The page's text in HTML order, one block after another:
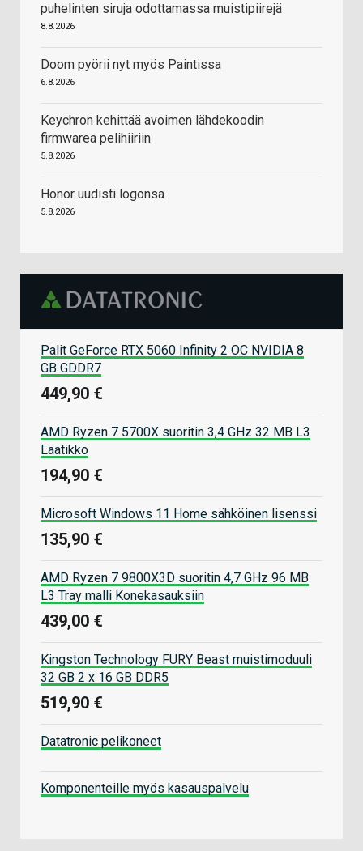
puhelinten siruja odottamassa muistipiirejä
8.8.2026
Doom pyörii nyt myös Paintissa
6.8.2026
Keychron kehittää avoimen lähdekoodin
firmwarea pelihiiriin
5.8.2026
Honor uudisti logonsa
5.8.2026
Palit GeForce RTX 5060 Infinity 2 OC NVIDIA 8
GB GDDR7
449,90 €
AMD Ryzen 7 5700X suoritin 3,4 GHz 32 MB L3
Laatikko
194,90 €
Microsoft Windows 11 Home sähköinen lisenssi
135,90 €
AMD Ryzen 7 9800X3D suoritin 4,7 GHz 96 MB
L3 Tray malli Konekasauksiin
439,00 €
Kingston Technology FURY Beast muistimoduuli
32 GB 2 x 16 GB DDR5
519,90 €
Datatronic pelikoneet
Komponenteille myös kasauspalvelu